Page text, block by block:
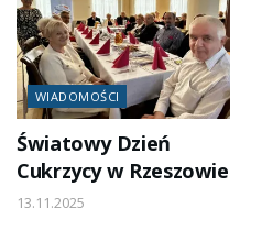
WIADOMOŚCI
Światowy Dzień
Cukrzycy w Rzeszowie
13.11.2025